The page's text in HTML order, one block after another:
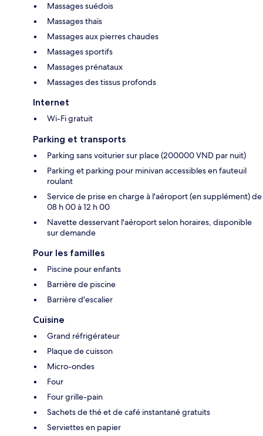
Massages suédois
Massages thaïs
Massages aux pierres chaudes
Massages sportifs
Massages prénataux
Massages des tissus profonds
Internet
Wi-Fi gratuit
Parking et transports
Parking sans voiturier sur place (200000 VND par nuit)
Parking et parking pour minivan accessibles en fauteuil
roulant
Service de prise en charge à l'aéroport (en supplément) de
08 h 00 à 12 h 00
Navette desservant l'aéroport selon horaires, disponible
sur demande
Pour les familles
Piscine pour enfants
Barrière de piscine
Barrière d'escalier
Cuisine
Grand réfrigérateur
Plaque de cuisson
Micro-ondes
Four
Four grille-pain
Sachets de thé et de café instantané gratuits
Serviettes en papier